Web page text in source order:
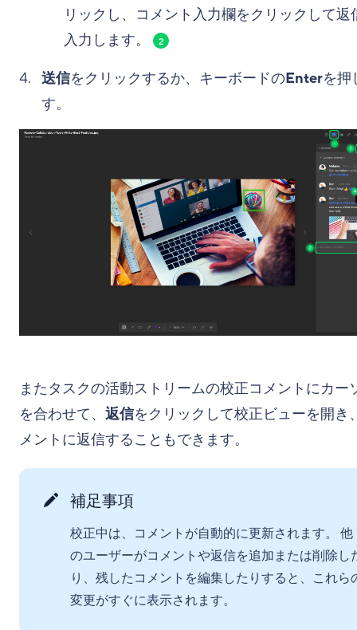
リックし、コメント入力欄をクリックして返
入力します。
2
送信をクリックするか、キーボードのEnterを押
す。
またタスクの活動ストリームの校正コメントにカー
を合わせて、 返信をクリックして校正ビューを開き
メントに返信することもできます。
補足事項
校正中は、コメントが自動的に更新されます。 他
のユーザーがコメントや返信を追加または削除し
り、残したコメントを編集したりすると、これら
変更がすぐに表示されます。